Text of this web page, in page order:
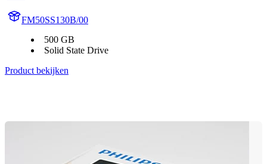
FM50SS130B/00
500 GB
Solid State Drive
Product bekijken